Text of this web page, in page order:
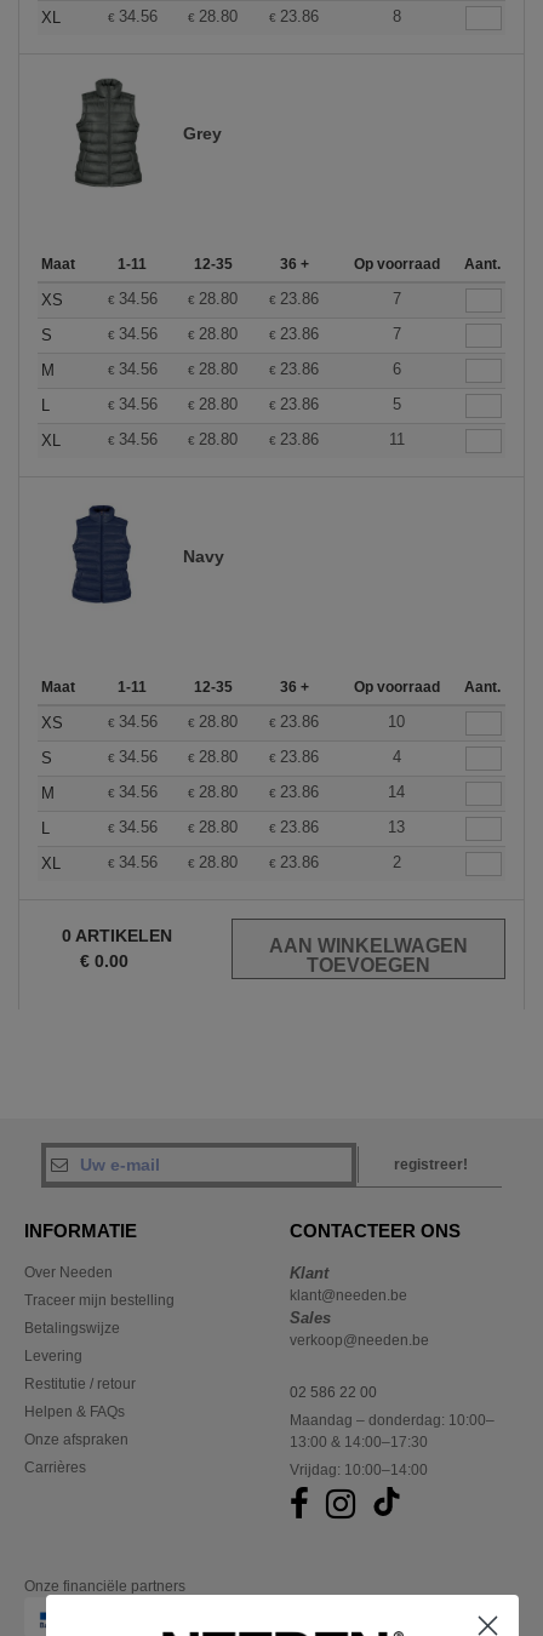
XL
€ 34.56 € 28.80 € 23.86 8
Grey
Maat 1-11 12-35 36 + Op voorraad Aant.
XS € 34.56 € 28.80 € 23.86
7
S
€ 34.56 € 28.80 € 23.86
7
M
€ 34.56 € 28.80 € 23.86
6
L
€ 34.56 € 28.80 € 23.86
5
XL
€ 34.56 € 28.80 € 23.86 11
Navy
Maat 1-11 12-35 36 + Op voorraad Aant.
XS € 34.56 € 28.80 € 23.86
10
S
€ 34.56 € 28.80 € 23.86
4
M
€ 34.56 € 28.80 € 23.86
14
L
€ 34.56 € 28.80 € 23.86
13
XL
€ 34.56 € 28.80 € 23.86 2
0 ARTIKELEN
€ 0.00
registreer!
INFORMATIE
Over Needen
Traceer mijn bestelling
Betalingswijze
Levering
Restitutie / retour
Helpen & FAQs
Onze afspraken
Carrières
CONTACTEER ONS
Klant
klant@needen.be
Sales
verkoop@needen.be
02 586 22 00
Maandag – donderdag: 10:00–
13:00 & 14:00–17:30
Vrijdag: 10:00–14:00
Onze financiële partners